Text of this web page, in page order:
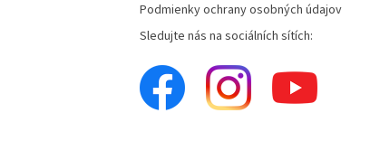
Podmienky ochrany osobných údajov
Sledujte nás na sociálních sítích: